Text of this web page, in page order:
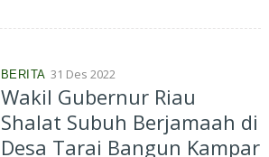
BERITA 31 Des 2022
Wakil Gubernur Riau
Shalat Subuh Berjamaah di
Desa Tarai Bangun Kampar